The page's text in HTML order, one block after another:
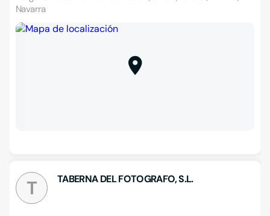
Navarra
T TABERNA DEL FOTOGRAFO, S.L.